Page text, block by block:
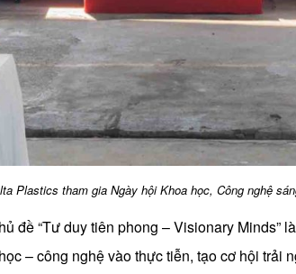
Plastics tham gia Ngày hội Khoa học, Công nghệ
đề “Tư duy tiên phong – Visionary
– công nghệ vào thực tiễn, tạo cơ hội